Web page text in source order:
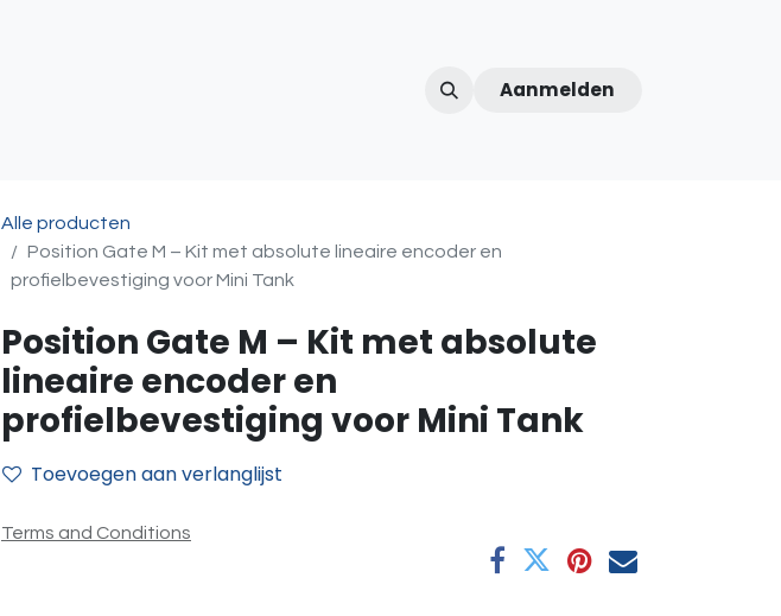
Over ons Afspraak
Aanmelden
Alle producten
Position Gate M – Kit met absolute lineaire encoder en
profielbevestiging voor Mini Tank
Position Gate M – Kit met absolute
lineaire encoder en
profielbevestiging voor Mini Tank
Toevoegen aan verlanglijst
Terms and Conditions